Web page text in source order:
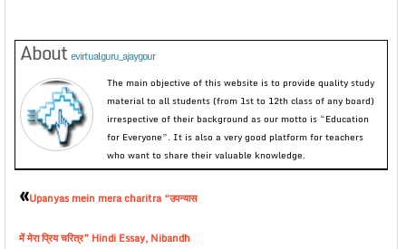
About evirtualguru_ajaygour
The main objective of this website is to provide quality study
material to all students (from 1st to 12th class of any board)
irrespective of their background as our motto is “Education
for Everyone”. It is also a very good platform for teachers
who want to share their valuable knowledge.
«Upanyas mein mera charitra “उपन्यास
में मेरा प्रिय चरित्र” Hindi Essay, Nibandh